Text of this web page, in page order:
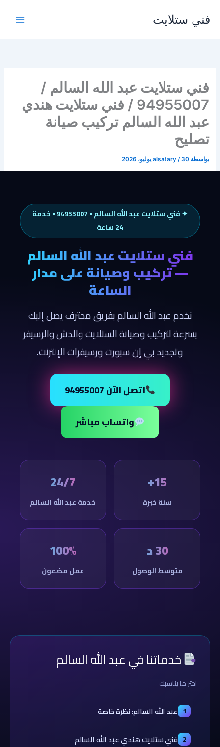
المحتوى
فني ستلايت
فني ستلايت عبد الله السالم /
94955007 / فني ستلايت هندي
عبد الله السالم تركيب صيانة
تصليح
بواسطة alsatary /30 يوليو، 2026
✦ فني ستلايت عبد الله السالم • 94955007 • خدمة
24 ساعة
فني ستلايت عبد الله السالم
— تركيب وصيانة على مدار
الساعة
نخدم عبد الله السالم بفريق محترف يصل إليك
بسرعة لتركيب وصيانة الستلايت والدش والرسيفر
وتجديد بي إن سبورت ورسيفرات الإنترنت.
اتصل الآن 94955007
واتساب مباشر
15+
سنة خبرة
24/7
خدمة عبد الله السالم
30 د
متوسط الوصول
100%
عمل مضمون
خدماتنا في عبد الله السالم
اختر ما يناسبك
1 عبد الله السالم: نظرة خاصة
2 فني ستلايت هندي عبد الله السالم